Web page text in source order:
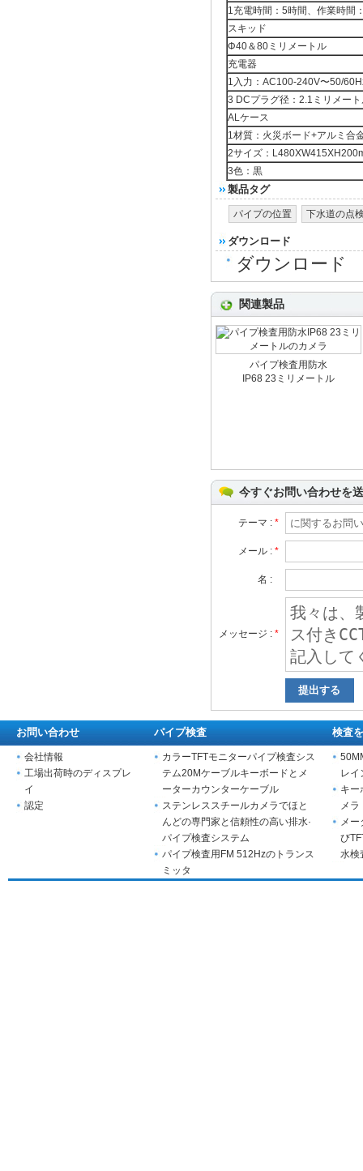
1充電時間：5時間、作業時間
スキッド
Φ40＆8​​0ミリメートル
充電器
1入力：AC100-240V〜50/
3 DCプラグ径：2.1ミリメー
ALケース
1材質：火災ボード+アルミ合
2サイズ：
3色：黒
製品タグ
パイプの位置 下水道の点
ダウンロード
ダウンロード
関連製品
パイプ検査用防水
IP68 23ミリメートル
今すぐお問い合わせを
テーマ : *
メール : *
名 :
メッセージ : *
お問い合わせ
会社情報
工場出荷時のディスプレ
イ
認定
パイプ検査
カラーTFTモニターパイプ検査シス
テム20Mケーブルキーボードとメ
ーターカウンターケーブル
ステンレススチールカメラでほと
んどの専門家と信頼性の高い排水·
パイプ検査システム
パイプ検査用FM 512Hzのトランス
ミッタ
検査
レイ
キー
メ
メ
び
水検